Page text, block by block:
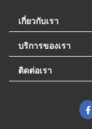
เกี่ยวกับเรา
บริการของเรา
ติดต่อเรา